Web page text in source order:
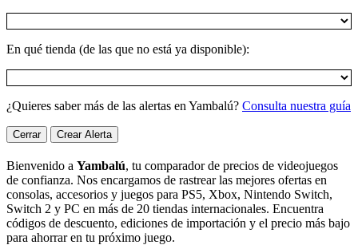
En qué tienda (de las que no está ya disponible):
¿Quieres saber más de las alertas en Yambalú? Consulta nuestra guía
Cerrar Crear Alerta
Bienvenido a Yambalú, tu comparador de precios de videojuegos
de confianza. Nos encargamos de rastrear las mejores ofertas en
consolas, accesorios y juegos para PS5, Xbox, Nintendo Switch,
Switch 2 y PC en más de 20 tiendas internacionales. Encuentra
códigos de descuento, ediciones de importación y el precio más bajo
para ahorrar en tu próximo juego.